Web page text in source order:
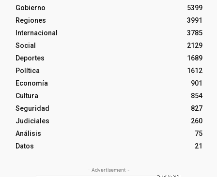
Gobierno
5399
Regiones
3991
Internacional
3785
Social
2129
Deportes
1689
Política
1612
Economía
901
Cultura
854
Seguridad
827
Judiciales
260
Análisis
75
Datos
21
- Advertisement -